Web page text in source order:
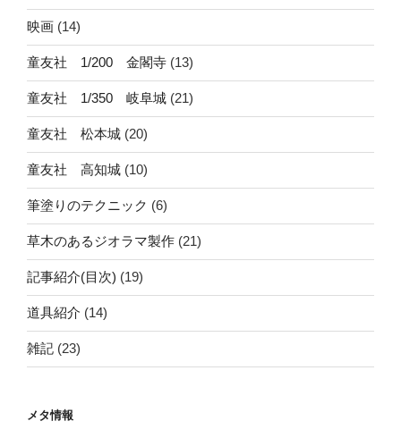
映画 (14)
童友社 1/200 金閣寺 (13)
童友社 1/350 岐阜城 (21)
童友社 松本城 (20)
童友社 高知城 (10)
筆塗りのテクニック (6)
草木のあるジオラマ製作 (21)
記事紹介(目次) (19)
道具紹介 (14)
雑記 (23)
メタ情報